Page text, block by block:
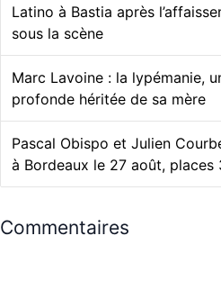
Latino à Bastia après
sous la scène
Marc Lavoine : la lypémanie,
profonde héritée de sa mère
Pascal Obispo et Julien
à Bordeaux le 27 août, places
Commentaires